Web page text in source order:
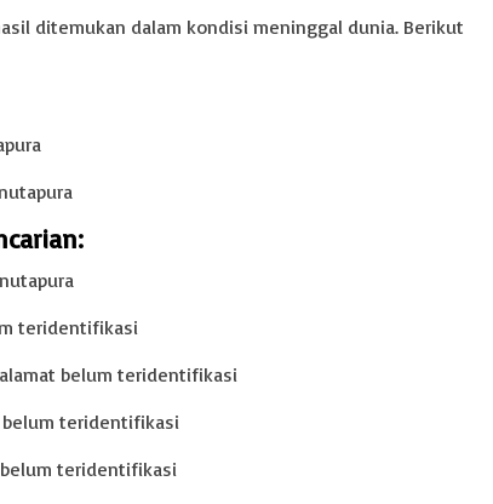
ditemukan dalam kondisi meninggal dunia. Berikut
teridentifikasi
belum teridentifikasi
teridentifikasi
teridentifikasi